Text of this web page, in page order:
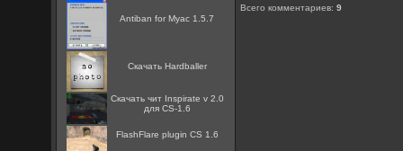
Antiban for Myac 1.5.7
Скачать Hardballer
Скачать чит Inspirate v 2.0
для CS-1.6
FlashFlare plugin CS 1.6
Всего комментариев:9